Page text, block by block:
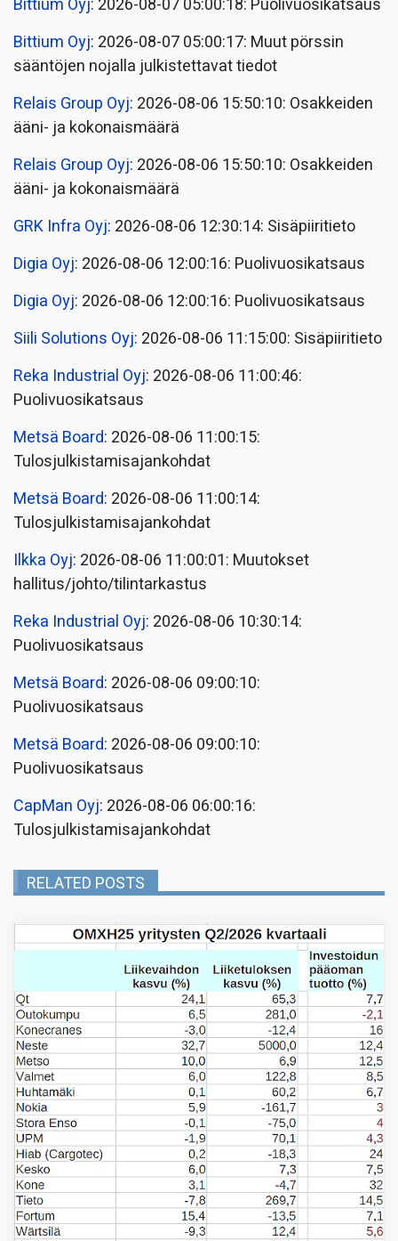
Bittium Oyj: 2026-08-07 05:00:18: Puolivuosikatsaus
Bittium Oyj: 2026-08-07 05:00:17: Muut pörssin
sääntöjen nojalla julkistettavat tiedot
Relais Group Oyj: 2026-08-06 15:50:10: Osakkeiden
ääni- ja kokonaismäärä
Relais Group Oyj: 2026-08-06 15:50:10: Osakkeiden
ääni- ja kokonaismäärä
GRK Infra Oyj: 2026-08-06 12:30:14: Sisäpiiritieto
Digia Oyj: 2026-08-06 12:00:16: Puolivuosikatsaus
Digia Oyj: 2026-08-06 12:00:16: Puolivuosikatsaus
Siili Solutions Oyj: 2026-08-06 11:15:00: Sisäpiiritieto
Reka Industrial Oyj: 2026-08-06 11:00:46:
Puolivuosikatsaus
Metsä Board: 2026-08-06 11:00:15:
Tulosjulkistamisajankohdat
Metsä Board: 2026-08-06 11:00:14:
Tulosjulkistamisajankohdat
Ilkka Oyj: 2026-08-06 11:00:01: Muutokset
hallitus/johto/tilintarkastus
Reka Industrial Oyj: 2026-08-06 10:30:14:
Puolivuosikatsaus
Metsä Board: 2026-08-06 09:00:10:
Puolivuosikatsaus
Metsä Board: 2026-08-06 09:00:10:
Puolivuosikatsaus
CapMan Oyj: 2026-08-06 06:00:16:
Tulosjulkistamisajankohdat
RELATED POSTS